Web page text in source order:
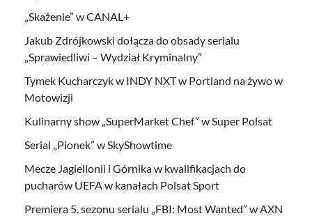
„Skażenie” w CANAL+
Jakub Zdrójkowski dołącza do obsady serialu
„Sprawiedliwi – Wydział Kryminalny”
Tymek Kucharczyk w INDY NXT w Portland na żywo w
Motowizji
Kulinarny show „SuperMarket Chef” w Super Polsat
Serial „Pionek” w SkyShowtime
Mecze Jagiellonii i Górnika w kwalifikacjach do
pucharów UEFA w kanałach Polsat Sport
Premiera 5. sezonu serialu „FBI: Most Wanted” w AXN